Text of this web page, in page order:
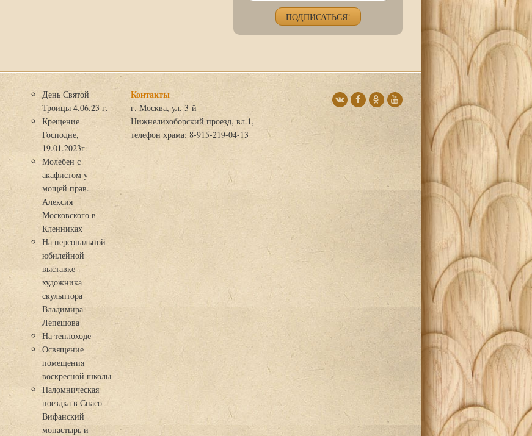
День Святой
Троицы 4.06.23 г.
Крещение
Господне,
19.01.2023г.
Молебен с
акафистом у
мощей прав.
Алексия
Московского в
Кленниках
На персональной
юбилейной
выставке
художника
скульптора
Владимира
Лепешова
На теплоходе
Освящение
помещения
воскресной школы
Паломническая
поездка в Спасо-
Вифанский
монастырь и
Контакты
г. Москва, ул. 3-й
Нижнелихоборский проезд, вл.1,
телефон храма: 8-915-219-04-13